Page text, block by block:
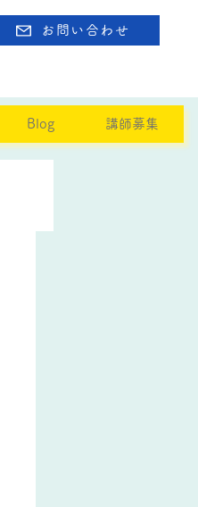
お問い合わせ
Blog 講師募集